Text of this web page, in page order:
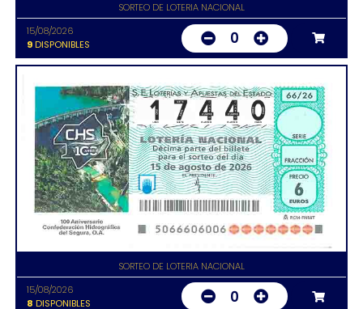
SORTEO DE LOTERIA NACIONAL
15/08/2026
9DISPONIBLES 0
SORTEO DE LOTERIA NACIONAL
15/08/2026
8 DISPONIBLES 0